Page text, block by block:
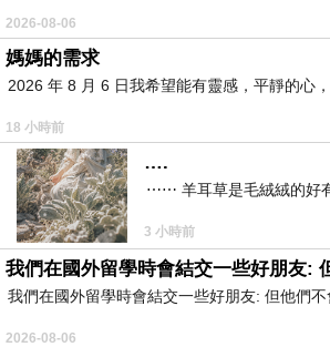
2026-08-06
媽媽的需求
2026 年 8 月 6 日我希望能有靈感，平靜的心
18 小時前
….
⋯⋯ 羊耳草是毛絨絨的好
3 小時前
我們在國外留學時會結交一些好朋友:
我們在國外留學時會結交一些好朋友: 但他們
2026-08-06